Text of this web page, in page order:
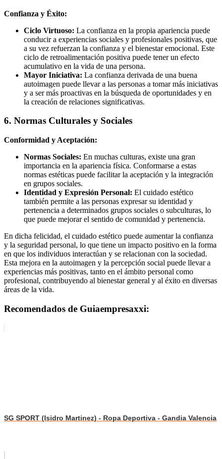
Confianza y Éxito:
Ciclo Virtuoso: La confianza en la propia apariencia puede
conducir a experiencias sociales y profesionales positivas, que
a su vez refuerzan la confianza y el bienestar emocional. Este
ciclo de retroalimentación positiva puede tener un efecto
acumulativo en la vida de una persona.
Mayor Iniciativa: La confianza derivada de una buena
autoimagen puede llevar a las personas a tomar más iniciativas
y a ser más proactivas en la búsqueda de oportunidades y en
la creación de relaciones significativas.
6. Normas Culturales y Sociales
Conformidad y Aceptación:
Normas Sociales: En muchas culturas, existe una gran
importancia en la apariencia física. Conformarse a estas
normas estéticas puede facilitar la aceptación y la integración
en grupos sociales.
Identidad y Expresión Personal: El cuidado estético
también permite a las personas expresar su identidad y
pertenencia a determinados grupos sociales o subculturas, lo
que puede mejorar el sentido de comunidad y pertenencia.
En dicha felicidad, el cuidado estético puede aumentar la confianza
y la seguridad personal, lo que tiene un impacto positivo en la forma
en que los individuos interactúan y se relacionan con la sociedad.
Esta mejora en la autoimagen y la percepción social puede llevar a
experiencias más positivas, tanto en el ámbito personal como
profesional, contribuyendo al bienestar general y al éxito en diversas
áreas de la vida.
Recomendados de Guiaempresaxxi:
SG SPORT (Isidro Martinez) - Ropa Deportiva - Gandia Valencia